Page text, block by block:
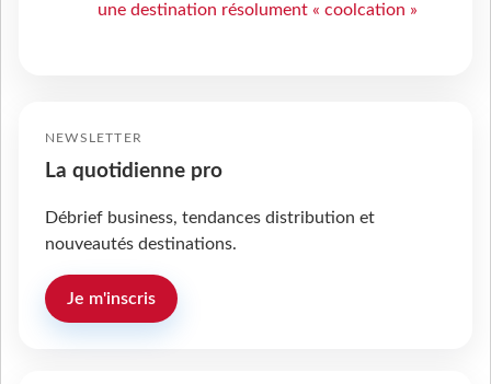
une destination résolument « coolcation »
NEWSLETTER
La quotidienne pro
Débrief business, tendances distribution et
nouveautés destinations.
Je m'inscris